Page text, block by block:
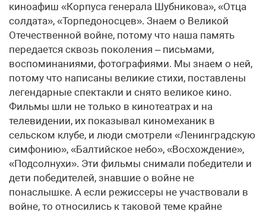
киноафиш «Корпуса генерала Шубникова», «Отца
солдата», «Торпедоносцев». Знаем о Великой
Отечественной войне, потому что наша память
передается сквозь поколения – письмами,
воспоминаниями, фотографиями. Мы знаем о ней,
потому что написаны великие стихи, поставлены
легендарные спектакли и снято великое кино.
Фильмы шли не только в кинотеатрах и на
телевидении, их показывал киномеханик в
сельском клубе, и люди смотрели «Ленинградскую
симфонию», «Балтийское небо», «Восхождение»,
«Подсолнухи». Эти фильмы снимали победители и
дети победителей, знавшие о войне не
понаслышке. А если режиссеры не участвовали в
войне, то относились к таковой теме крайне